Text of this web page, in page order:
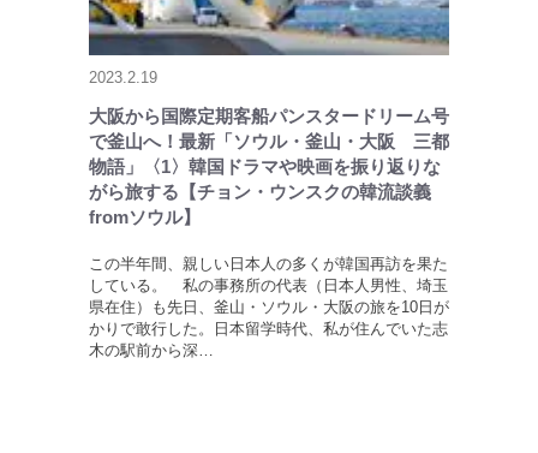
2023.2.19
大阪から国際定期客船パンスタードリーム号
で釜山へ！最新「ソウル・釜山・大阪 三都
物語」〈1〉韓国ドラマや映画を振り返りな
がら旅する【チョン・ウンスクの韓流談義
fromソウル】
この半年間、親しい日本人の多くが韓国再訪を果た
している。 私の事務所の代表（日本人男性、埼玉
県在住）も先日、釜山・ソウル・大阪の旅を10日が
かりで敢行した。日本留学時代、私が住んでいた志
木の駅前から深…